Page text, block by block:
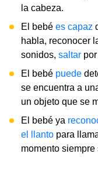
la cabeza.
El bebé es capaz
habla, reconocer
sonidos, saltar
El bebé puede
se encuentra a
un objeto que se
El bebé ya
el llanto para
momento